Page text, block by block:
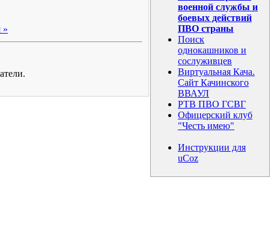
»
военной службы и
боевых действий
ПВО страны
Поиск
однокашников и
сослуживцев
Виртуальная Кача.
Сайт Качинского
ВВАУЛ
РТВ ПВО ГСВГ
Офицерский клуб
"Честь имею"
Инструкции для
uCoz